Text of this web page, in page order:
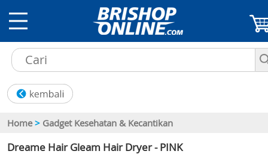
Home > Gadget Kesehatan & Kecantikan
Dreame Hair Gleam Hair Dryer - PINK